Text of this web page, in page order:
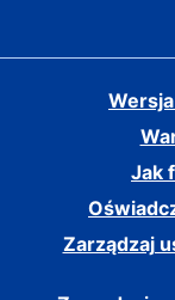
Jak
Zarządzaj